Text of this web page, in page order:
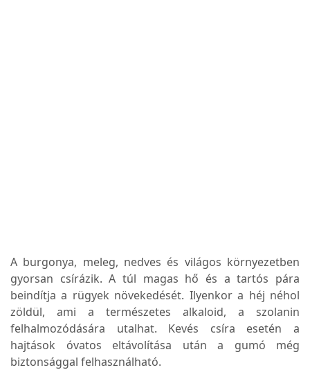
A burgonya, meleg, nedves és világos környezetben
gyorsan csírázik. A túl magas hő és a tartós pára
beindítja a rügyek növekedését. Ilyenkor a héj néhol
zöldül, ami a természetes alkaloid, a szolanin
felhalmozódására utalhat. Kevés csíra esetén a
hajtások óvatos eltávolítása után a gumó még
biztonsággal felhasználható.